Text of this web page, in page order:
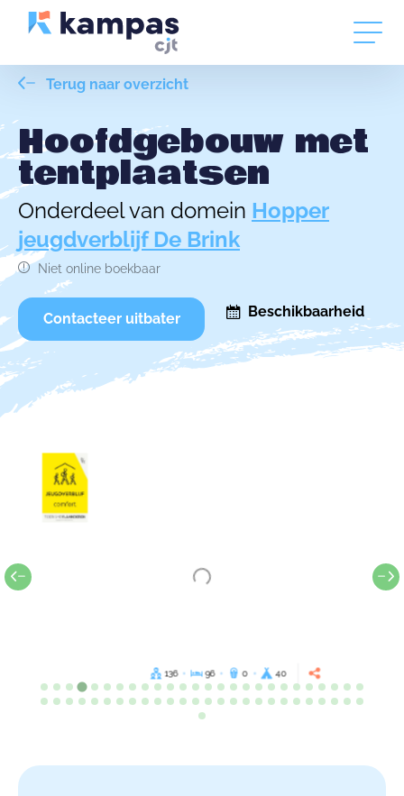
Terug naar overzicht
Hoofdgebouw met
tentplaatsen
Onderdeel van domein Hopper
jeugdverblijf De Brink
Niet online boekbaar
Contacteer uitbater Beschikbaarheid
136 96 0 40